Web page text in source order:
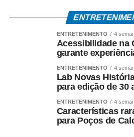
da mobilização, em 3 de agosto.
Fonte: EBC Saúde
WhatsApp
Facebook
Twitter
ENTRETENIMENTO 4
Acessibilidade na
garante
ENTRETENIMENTO 4
Lab Novas
para edição de 30
ENTRETENIMENTO 4
Características
para Poços de